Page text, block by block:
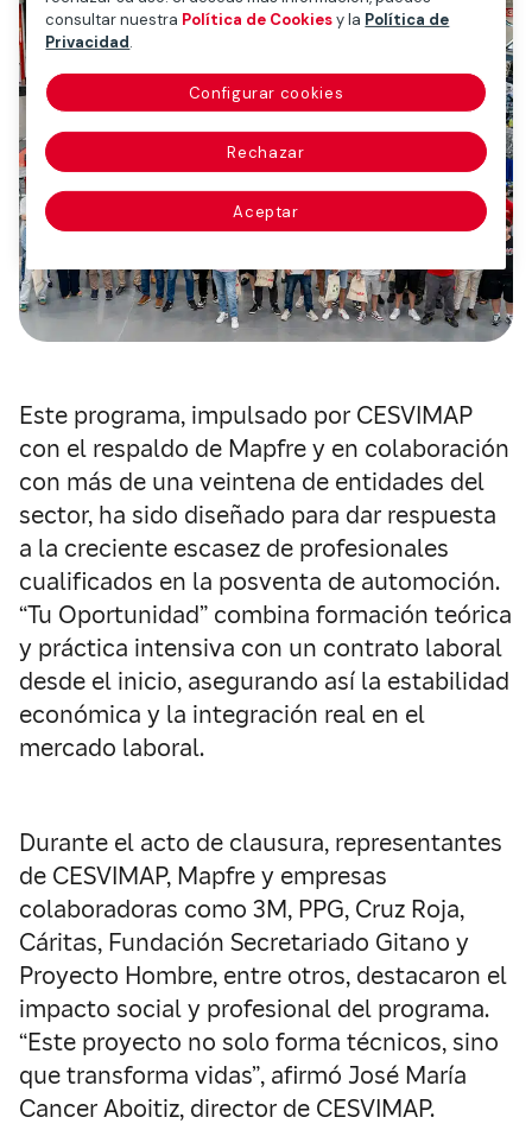
Este programa, impulsado por CESVIMAP
con el respaldo de Mapfre y en colaboración
con más de una veintena de entidades del
sector, ha sido diseñado para dar respuesta
a la creciente escasez de profesionales
cualificados en la posventa de automoción.
“Tu Oportunidad” combina formación teórica
y práctica intensiva con un contrato laboral
desde el inicio, asegurando así la estabilidad
económica y la integración real en el
mercado laboral.
Durante el acto de clausura, representantes
de CESVIMAP, Mapfre y empresas
colaboradoras como 3M, PPG, Cruz Roja,
Cáritas, Fundación Secretariado Gitano y
Proyecto Hombre, entre otros, destacaron el
impacto social y profesional del programa.
“Este proyecto no solo forma técnicos, sino
que transforma vidas”, afirmó José María
Cancer Aboitiz, director de CESVIMAP.
consultar nuestra Política de Cookiesy la Política de
Privacidad.
Configurar cookies
Rechazar
Aceptar